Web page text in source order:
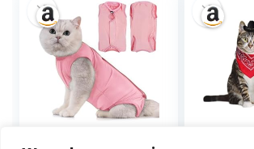
Oder
Verletzungen(Dun
kelgrau, XL)
Katzen